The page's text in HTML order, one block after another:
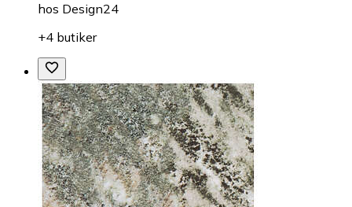
hos Design24
+4 butiker